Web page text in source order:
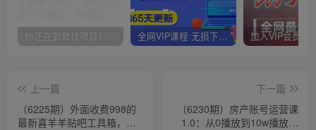
你还在到处找项目？还在当韭菜？我靠卖项目一个月收入5万+，曾经我也是个失败者。 全网VIP课程 无损下载~
上一篇
（6225期）外面收费998的
最新喜羊羊贴吧工具箱，号
下一篇
（6230期）房产账号运营课
1.0：从0播放到10w播放，